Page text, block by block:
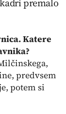
premalo
Katere
predvsem
potem si